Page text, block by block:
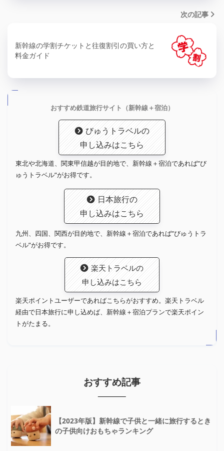
次の記事
新幹線の学割チケットと往復割引の買い方と
料金ガイド
おすすめ鉄道旅行サイト（新幹線＋宿泊）
びゅうトラベルの
申し込みはこちら
東北や北海道、関東甲信越が目的地で、新幹線＋宿泊であれば”び
ゅうトラベル”がお得です。
日本旅行の
申し込みはこちら
九州、四国、関西が目的地で、新幹線＋宿泊であれば”びゅうトラ
ベル”がお得です。
楽天トラベルの
申し込みはこちら
楽天ポイントユーザーであればこちらがおすすめ。楽天トラベル
経由で日本旅行に申し込めば、新幹線＋宿泊プランで楽天ポイン
トがたまる。
おすすめ記事
【2023年版】新幹線で子供と一緒に旅行するとき
の子供向けおもちゃランキング